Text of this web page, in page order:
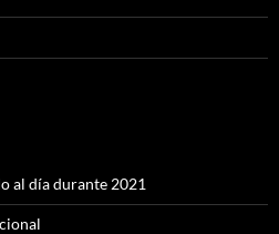
al día durante 2021